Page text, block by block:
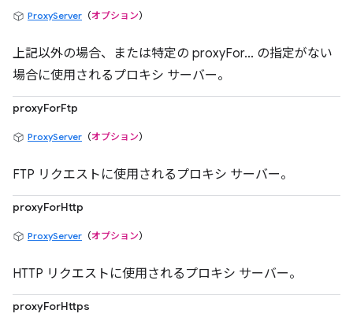
ProxyServer （オプション）
上記以外の場合、または特定の proxyFor... の指定がない
場合に使用されるプロキシ サーバー。
proxyForFtp
ProxyServer （オプション）
FTP リクエストに使用されるプロキシ サーバー。
proxyForHttp
ProxyServer （オプション）
HTTP リクエストに使用されるプロキシ サーバー。
proxyForHttps